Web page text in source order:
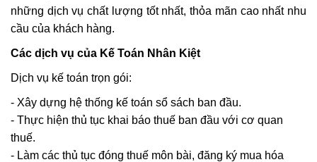
những dịch vụ chất lượng tốt nhất, thỏa mãn cao nhất nhu
cầu của khách hàng.
Các dịch vụ của Kế Toán Nhân Kiệt
Dịch vụ kế toán trọn gói:
- Xây dựng hệ thống kế toán sổ sách ban đầu.
- Thực hiện thủ tục khai báo thuế ban đầu với cơ quan
thuế.
- Làm các thủ tục đóng thuế môn bài, đăng ký mua hóa